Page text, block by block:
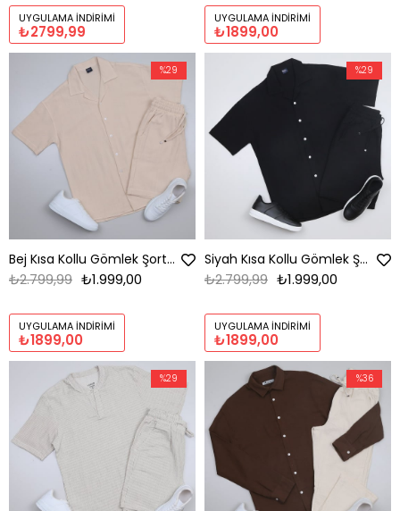
UYGULAMA İNDIRIMI
₺2799,99
UYGULAMA İNDIRIMI
₺1899,00
Bej Kısa Kollu Gömlek Şort Ayakkabı Kombini
₺1.999,00
₺2.799,99
UYGULAMA İNDIRIMI
₺1899,00
%29
Siyah Kısa Kollu Gömlek Şort Ayakkabı Kombini
₺1.999,00
₺2.799,99
UYGULAMA İNDIRIMI
₺1899,00
%29
%29 %36